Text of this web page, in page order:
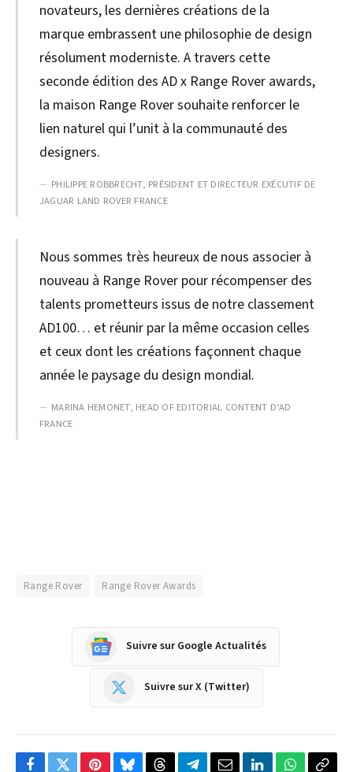
novateurs, les dernières créations de la
marque embrassent une philosophie de design
résolument moderniste. A travers cette
seconde édition des AD x Range Rover awards,
la maison Range Rover souhaite renforcer le
lien naturel qui l’unit à la communauté des
designers.
PHILIPPE ROBBRECHT, PRÉSIDENT ET DIRECTEUR EXÉCUTIF DE
JAGUAR LAND ROVER FRANCE
Nous sommes très heureux de nous associer à
nouveau à Range Rover pour récompenser des
talents prometteurs issus de notre classement
AD100… et réunir par la même occasion celles
et ceux dont les créations façonnent chaque
année le paysage du design mondial.
MARINA HEMONET, HEAD OF EDITORIAL CONTENT D’AD
FRANCE
Range Rover Range Rover Awards
Suivre sur Google Actualités
Suivre sur X (Twitter)